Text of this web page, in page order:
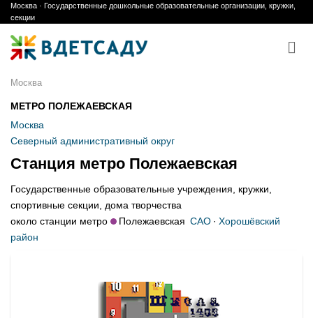
Skip
to
content
Москва · Государственные дошкольные образовательные организации, кружки,
секции
Москва
МЕТРО ПОЛЕЖАЕВСКАЯ
Москва
Северный административный округ
Станция метро Полежаевская
Государственные образовательные учреждения, кружки,
спортивные секции, дома творчества
около станции метро
Полежаевская САО· Хорошёвский
район